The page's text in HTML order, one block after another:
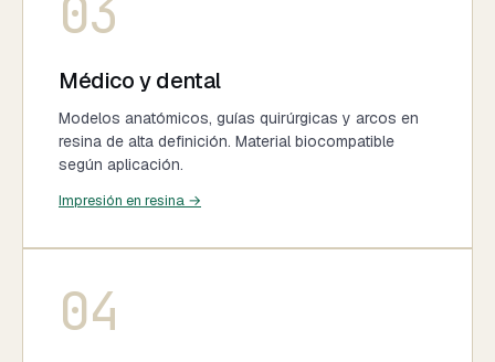
03
Médico y dental
Modelos anatómicos, guías quirúrgicas y arcos en
resina de alta definición. Material biocompatible
según aplicación.
Impresión en resina →
04